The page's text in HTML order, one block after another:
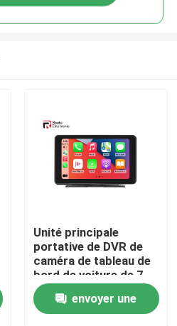
Unité principale
portative de DVR de
caméra de tableau de
bord de voiture de 7
pouces avec l'écran
tactile en verre
capacitif 2.5D
envoyer une